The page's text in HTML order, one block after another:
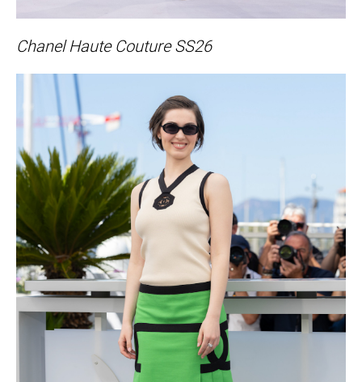
Chanel Haute Couture SS26